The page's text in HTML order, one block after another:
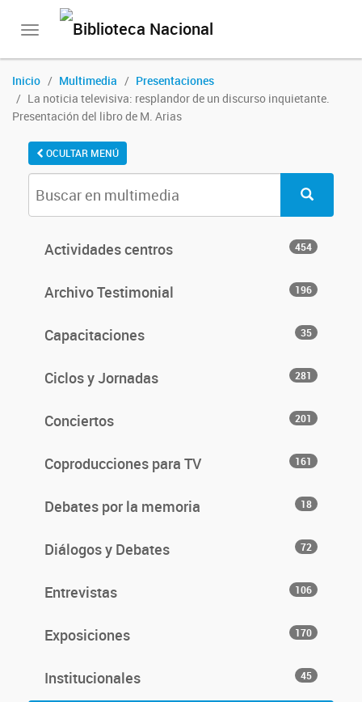
Toggle
Inicio Multimedia
Presentaciones
La noticia televisiva: resplandor de un discurso inquietante.
Presentación del libro de M. Arias
OCULTAR MENÚ
Actividades centros 454
Archivo Testimonial 196
Capacitaciones 35
Ciclos y Jornadas 281
Conciertos 201
Coproducciones para TV 161
Debates por la memoria 18
Diálogos y Debates 72
Entrevistas 106
Exposiciones 170
Institucionales 45